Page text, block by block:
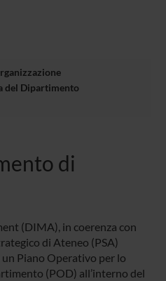
del Dipartimento
di
(DIMA), in coerenza con
di Ateneo (PSA)
Piano Operativo per lo
(POD) all’interno del